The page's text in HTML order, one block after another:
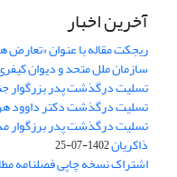
آخرین اخبار
ریجکت مقاله با عنوان
سازمان ملل متحد و دیوان
تسلیت درگذشت پدر بزرگوار
تسلیت درگذشت دکتر داوود
تسلیت درگذشت پدر برزگوار
ذاکریان1402-07-25
اشتراک نسخه چاپی فصلنامه